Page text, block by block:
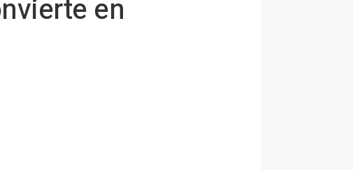
en